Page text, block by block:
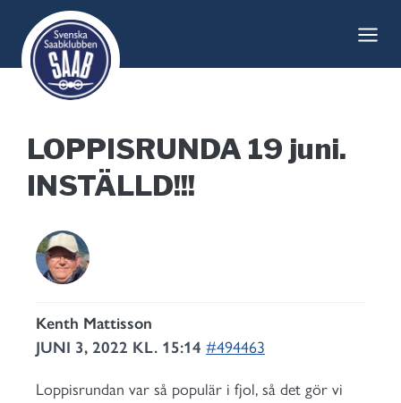
content
LOPPISRUNDA 19 juni.
INSTÄLLD!!!
Kenth Mattisson
JUNI 3, 2022 KL. 15:14 #494463
Loppisrundan var så populär i fjol, så det gör vi